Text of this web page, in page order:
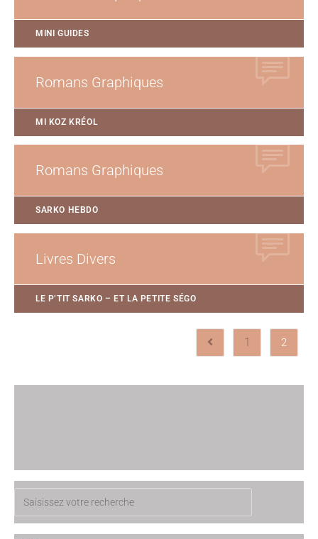
MINI GUIDES
Romans Graphiques
MI KOZ KRÉOL
Romans Graphiques
SARKO HEBDO
Livres Divers
LE P’TIT SARKO – ET LA PETITE SÉGO
1 2